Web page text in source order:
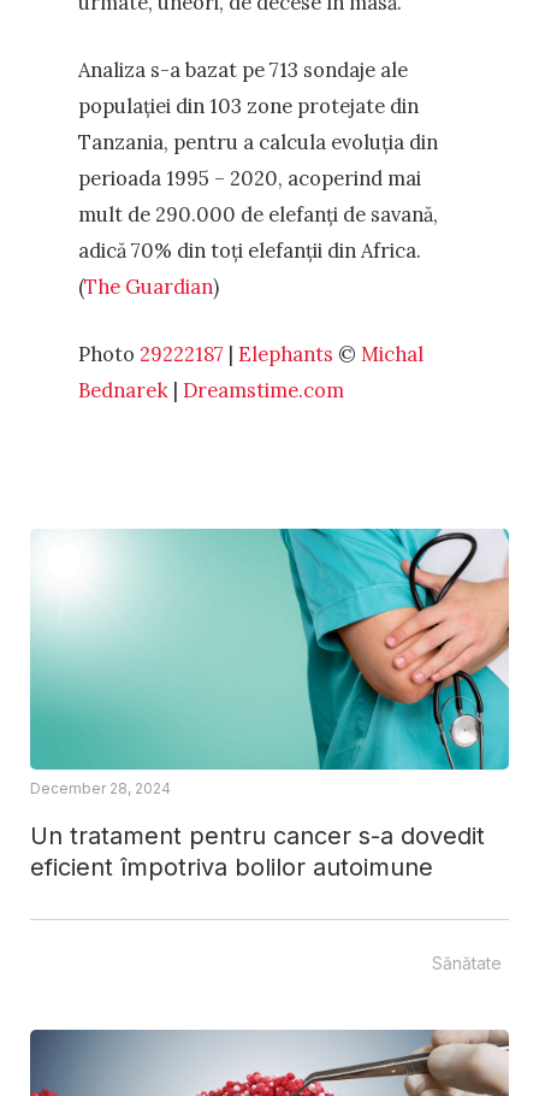
Analiza s-a bazat pe 713 sondaje ale
populației din 103 zone protejate din
Tanzania, pentru a calcula evoluția din
perioada 1995 – 2020, acoperind mai
mult de 290.000 de elefanți de savană,
adică 70% din toți elefanții din Africa.
(The Guardian)
Photo 29222187 | Elephants © Michal
Bednarek | Dreamstime.com
Un tratament pentru cancer s-a dovedit
eficient împotriva bolilor autoimune
December 28, 2024
Sănătate